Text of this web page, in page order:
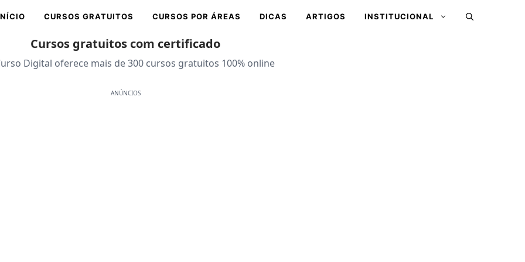
CURSOS GRATUITOS CURSOS POR ÁREAS DICAS ARTIGOS INSTITUCIONAL
Cursos gratuitos com certificado
Digital oferece mais de 300 cursos gratuitos 100% online
ANÚNCIOS